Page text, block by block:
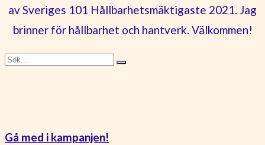
av Sveriges 101 Hållbarhetsmäktigaste 2021. Jag
brinner för hållbarhet och hantverk. Välkommen!
Gå med i kampanjen!